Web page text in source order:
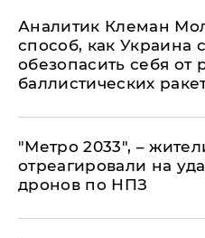
Аналитик Клеман
способ, как Украина
обезопасить себя от
баллистических
"Метро 2033", –
отреагировали на
дронов по НПЗ